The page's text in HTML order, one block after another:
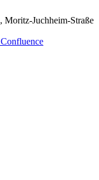
Juchheim-Straße